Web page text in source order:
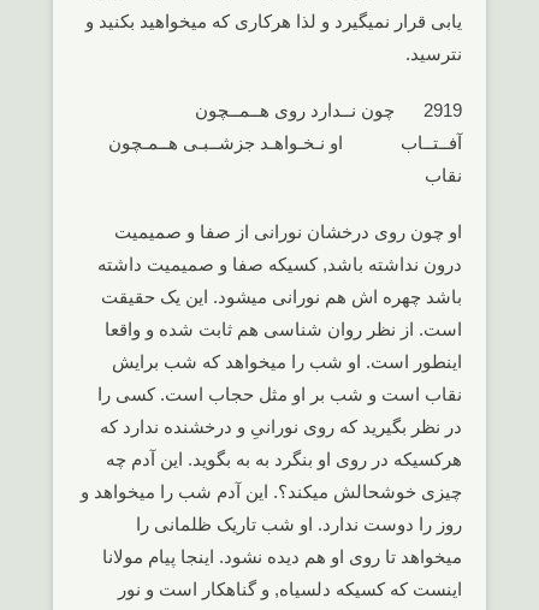
یابی قرار نمیگیرد و لذا هرکاری که میخواهید بکنید و
نترسید.
2919 چون نــدارد روی هــمــچون
آفــتــاب او نـخـواهـد جزشــبـی هــمـچون
نقاب
او چون روی درخشان نورانی از صفا و صمیمیت
درون نداشته باشد, کسیکه صفا و صمیمیت داشته
باشد چهره اش هم نورانی میشود. این یک حقیقت
است. از نظر روان شناسی هم ثابت شده و واقعا
اینطور است. او شب را میخواهد که شب برایش
نقاب است و شب بر او مثل حجاب است. کسی را
در نظر بگیرید که روی نورانیِ و درخشنده ندارد که
هرکسیکه در روی او بنگرد به به بگوید. این آدم چه
چیزی خوشحالش میکند؟. این آدم شب را میخواهد و
روز را دوست ندارد. او شب تاریک ظلمانی را
میخواهد تا روی او هم دیده نشود. اینجا پیام مولانا
اینست که کسیکه دلسیاه, و گناهکار است و نور